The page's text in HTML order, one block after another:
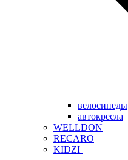
велосипеды
автокресла
WELLDON
RECARO
KIDZI